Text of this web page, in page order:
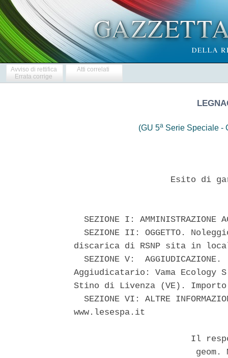
Avviso di rettifica
Errata corrige
Atti correlati
(GU 5a Serie Speciale -
Esito di
SEZIONE I: AMMINISTRAZIONE
SEZIONE II: OGGETTO.
discarica di RSNP sita in
SEZIONE V:  AGGIUDICAZIONE.
Aggiudicatario: Vama
Stino di Livenza (VE).
SEZIONE VI: ALTRE
www.lesespa.it
Il